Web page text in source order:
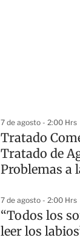
7 de agosto - 2:00 Hrs
Tratado
Tratado de
Problemas a
7 de agosto - 2:00 Hrs
“Todos los
leer los